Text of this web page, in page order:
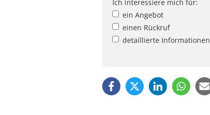
Ich interessiere mich für:
ein Angebot
einen Rückruf
detaillierte Informationen